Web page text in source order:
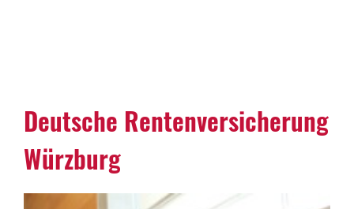
Deutsche Rentenversicherung
Würzburg